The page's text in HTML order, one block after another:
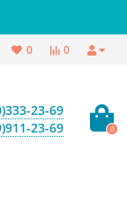
0
0
23-69
23-69
0